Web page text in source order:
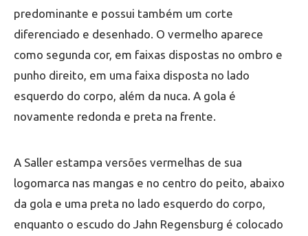
predominante e possui também um corte
diferenciado e desenhado. O vermelho aparece
como segunda cor, em faixas dispostas no ombro e
punho direito, em uma faixa disposta no lado
esquerdo do corpo, além da nuca. A gola é
novamente redonda e preta na frente.
A Saller estampa versões vermelhas de sua
logomarca nas mangas e no centro do peito, abaixo
da gola e uma preta no lado esquerdo do corpo,
enquanto o escudo do Jahn Regensburg é colocado